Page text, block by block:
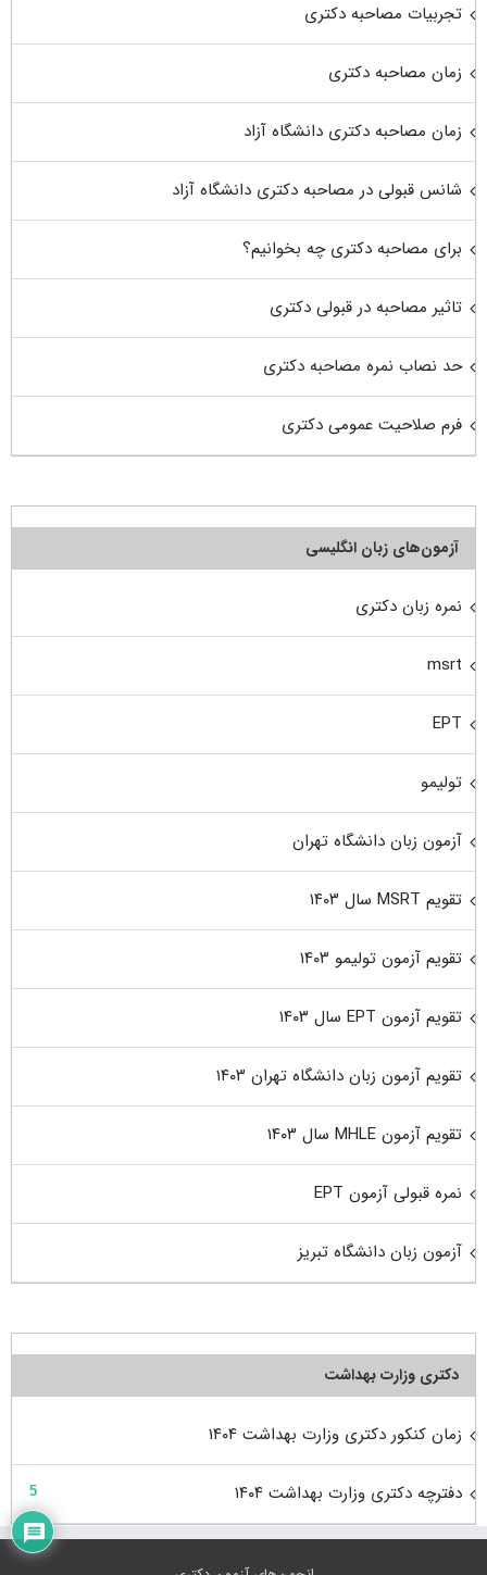
تجربیات مصاحبه دکتری
زمان مصاحبه دکتری
زمان مصاحبه دکتری دانشگاه آزاد
شانس قبولی در مصاحبه دکتری دانشگاه آزاد
برای مصاحبه دکتری چه بخوانیم؟
تاثیر مصاحبه در قبولی دکتری
حد نصاب نمره مصاحبه دکتری
فرم صلاحیت عمومی دکتری
آزمون‌های زبان انگلیسی
نمره زبان دکتری
msrt
EPT
تولیمو
آزمون زبان دانشگاه تهران
تقویم MSRT سال ۱۴۰۳
تقویم آزمون تولیمو ۱۴۰۳
تقویم آزمون EPT سال ۱۴۰۳
تقویم آزمون زبان دانشگاه تهران ۱۴۰۳
تقویم آزمون MHLE سال ۱۴۰۳
نمره قبولی آزمون EPT
آزمون زبان دانشگاه تبریز
دکتری وزارت بهداشت
زمان کنکور دکتری وزارت بهداشت ۱۴۰۴
دفترچه دکتری وزارت بهداشت ۱۴۰۴ 5